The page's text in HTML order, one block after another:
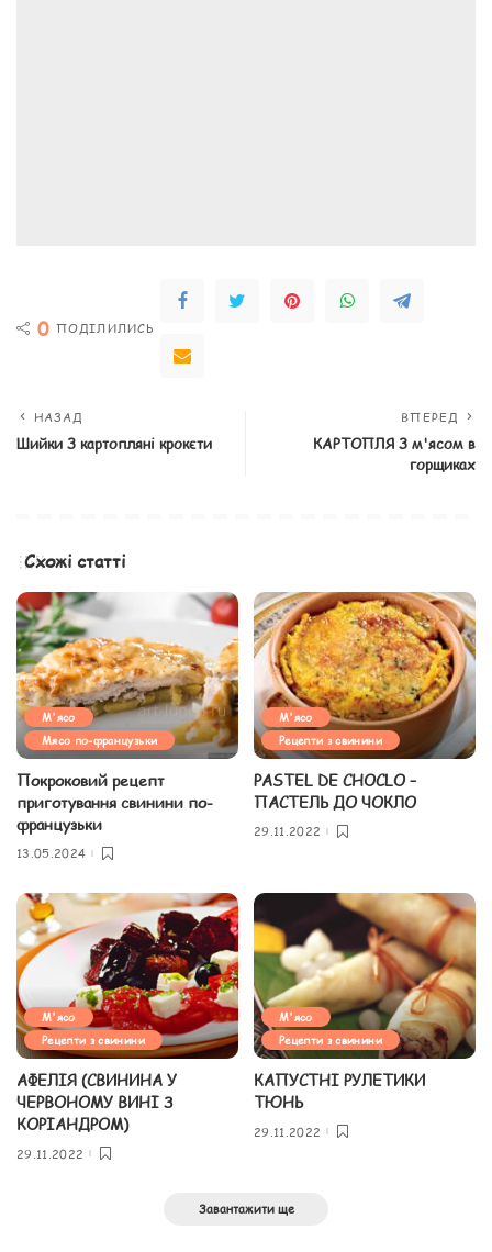
0 ПОДІЛИЛИСЬ
НАЗАД
Шийки З картопляні крокєти
ВПЕРЕД
КАРТОПЛЯ З м'ясом в
горщиках
Схожі статті
М'ясо
Мясо по-французьки
Покроковий рецепт
приготування свинини по-
французьки
13.05.2024
М'ясо
Рецепти з свинини
PASTEL DE CHOCLO –
ПАСТЕЛЬ ДО ЧОКЛО
29.11.2022
М'ясо
Рецепти з свинини
АФЕЛІЯ (СВИНИНА У
ЧЕРВОНОМУ ВИНІ З
КОРІАНДРОМ)
29.11.2022
М'ясо
Рецепти з свинини
КАПУСТНІ РУЛЕТИКИ
ТЮНЬ
29.11.2022
Завантажити ще